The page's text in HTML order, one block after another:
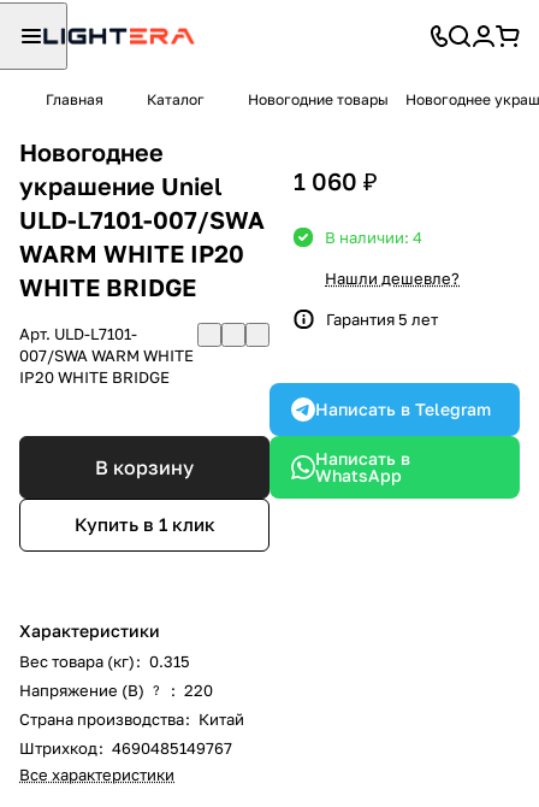
Главная Каталог Новогодние товары Новогоднее
Новогоднее
украшение Uniel
ULD-L7101-007/SWA
WARM WHITE IP20
WHITE BRIDGE
Арт. ULD-L7101-
007/SWA WARM WHITE
IP20 WHITE BRIDGE
В корзину
Купить в 1 клик
Характеристики
Вес товара (кг): 0.315
Напряжение (В)
? : 220
Страна производства: Китай
Штрихкод: 4690485149767
Все характеристики
1 060 ₽
В наличии: 4
Нашли дешевле?
Гарантия 5 лет
Написать в Telegram
Написать в
WhatsApp